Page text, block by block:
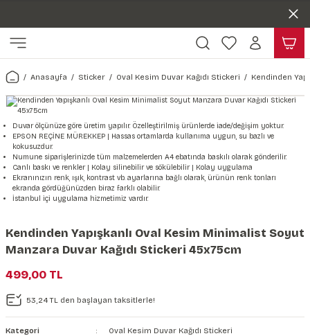
Harita & Şehir Duvar Kağıdı
Türkiye Serisi Duvar Kağıdı
Şehir & Ülke Duvar Kağıdı
Duvar Kağıdı
Çiçek Duvar Kağıdı
Hayvan, Yaprak & Çiçek
Yaprak Desenli Duvar Kağıdı
Hayvan Duvar Kağıdı
Kağıdı
Doğa & Manza Duvar Kağıdı
Manzara Duvar Kağıdı
Orman Duvar Kağıdı
Tasarım & Sanatsal Duvar
Sanat Duvar Kağıdı
Geometrik Duvar Kağıdı
Araba Duvar Kağıdı
Sağlık Duvar Kağıdı
Taş Desenli Duvar Kağıdı
Ahşap, Mermer & Taş
Mermer Desenli Duvar Kağıdı
Taş Desenli Duvar Kağıdı
Ahşap Desenli Duvar Kağıdı
Duvar Kanvası
Kağıdı Stickeri
Seti
Anasayfa Sticker Oval Kesim Duvar Kağıdı Stickeri Kendinden
Duvar ölçünüze göre üretim yapılır. Özelleştirilmiş ürünlerde iade/değişim yoktur.
EPSON REÇİNE MÜREKKEP | Hassas ortamlarda kullanıma uygun, su bazlı ve
kokusuzdur.
Numune siparişlerinizde tüm malzemelerden A4 ebatında baskılı olarak gönderilir.
Canlı baskı ve renkler | Kolay silinebilir ve sökülebilir | Kolay uygulama
Ekranınızın renk, ışık, kontrast vb. ayarlarına bağlı olarak, ürünün renk tonları
ekranda gördüğünüzden biraz farklı olabilir.
İstanbul içi uygulama hizmetimiz vardır.
Kendinden Yapışkanlı Oval Kesim Minimalist Soyut
Manzara Duvar Kağıdı Stickeri 45x75cm
499,00 TL
53,24 TL den başlayan taksitlerle!
Kategori
Oval Kesim Duvar Kağıdı Stickeri